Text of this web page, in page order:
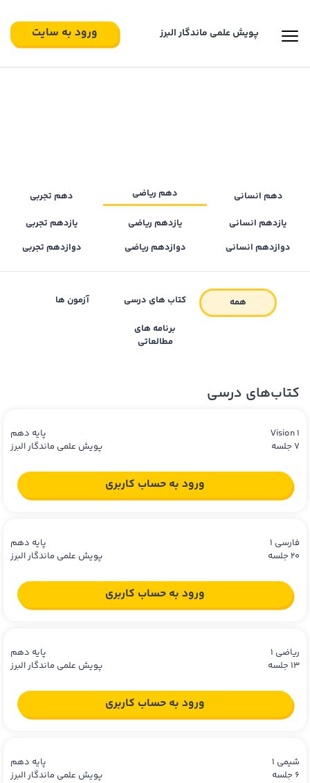
پویش علمی ماندگار البرز‍ ورود به سایت
دهم انسانی دهم ریاضی
دهم تجربی
یازدهم انسانی
یازدهم ریاضی
یازدهم تجربی
دوازدهم انسانی
دوازدهم ریاضی دوازدهم تجربی
همه کتاب های درسی آزمون ها
برنامه های
مطالعاتی
کتاب‌های درسی
Vision 1
پایه دهم
7 جلسه
پویش علمی ماندگار البرز
ورود به حساب کاربری
فارسی 1
پایه دهم
20 جلسه
پویش علمی ماندگار البرز
ورود به حساب کاربری
ریاضی 1
پایه دهم
13 جلسه
پویش علمی ماندگار البرز
ورود به حساب کاربری
شیمی 1
پایه دهم
6 جلسه
پویش علمی ماندگار البرز